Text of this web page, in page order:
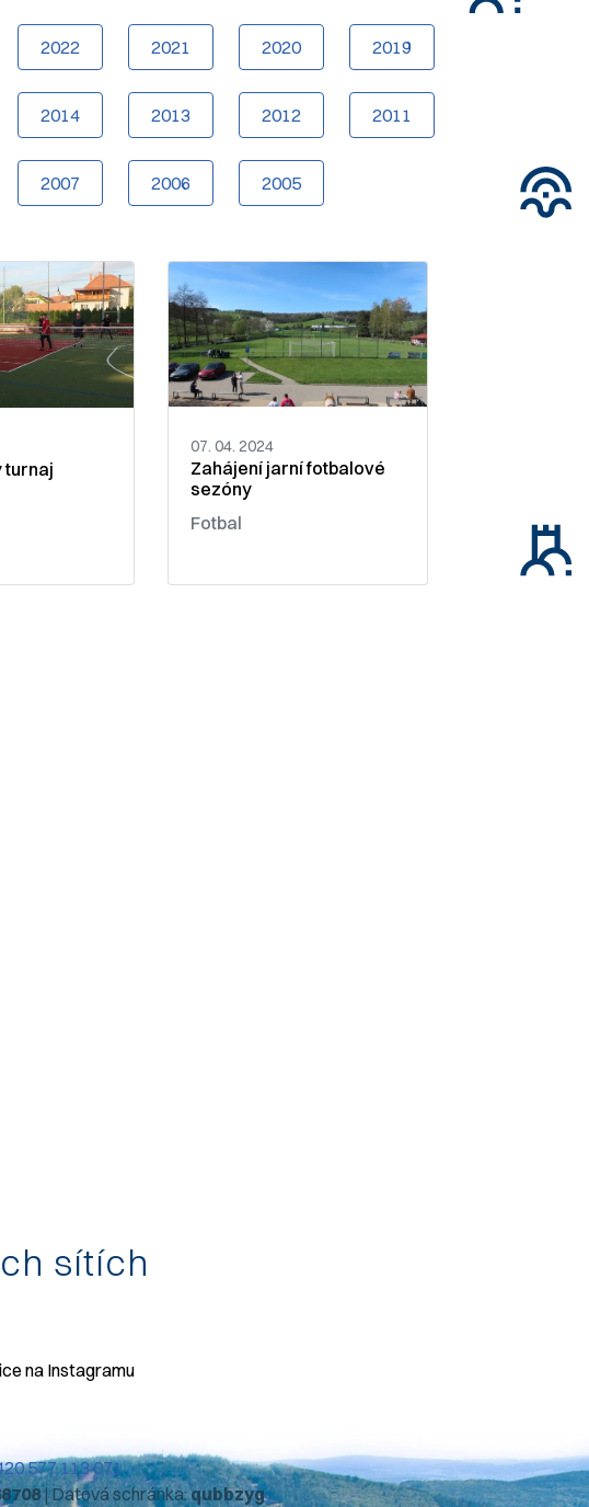
2022 2021 2020 2019
2014 2013 2012 2011
2007 2006 2005
turnaj
07. 04. 2024
Zahájení jarní fotbalové
sezóny
Fotbal
sítích
na Instagramu
577 113 071
| Datová schránka:qubbzyg